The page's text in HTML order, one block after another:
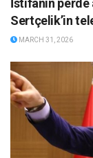
İstifanın perde
Sertçelik’in
MARCH 31, 2026